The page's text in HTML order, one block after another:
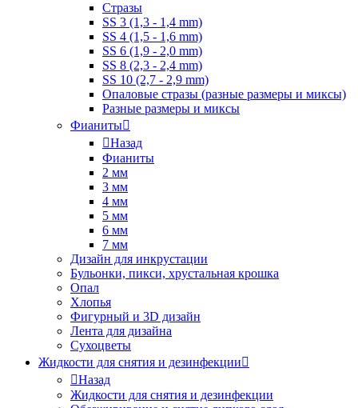
Стразы
SS 3 (1,3 - 1,4 mm)
SS 4 (1,5 - 1,6 mm)
SS 6 (1,9 - 2,0 mm)
SS 8 (2,3 - 2,4 mm)
SS 10 (2,7 - 2,9 mm)
Опаловые стразы (разные размеры и миксы)
Разные размеры и миксы
Фианиты
Назад
Фианиты
2 мм
3 мм
4 мм
5 мм
6 мм
7 мм
Дизайн для инкрустации
Бульонки, пикси, хрустальная крошка
Опал
Хлопья
Фигурный и 3D дизайн
Лента для дизайна
Сухоцветы
Жидкости для снятия и дезинфекции
Назад
Жидкости для снятия и дезинфекции